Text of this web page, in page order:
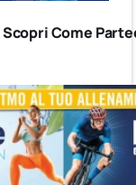
Come